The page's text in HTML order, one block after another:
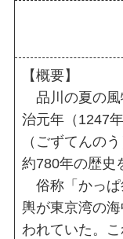
【概要】
品川の夏の風
治元年（1247
（ごずてんの
約780年の歴史
俗称「かっぱ
輿が東京湾の
われていた。